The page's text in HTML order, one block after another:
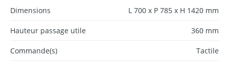
Dimensions L 700 x P 785 x H 1420 mm
Hauteur passage utile 360 mm
Commande(s) Tactile